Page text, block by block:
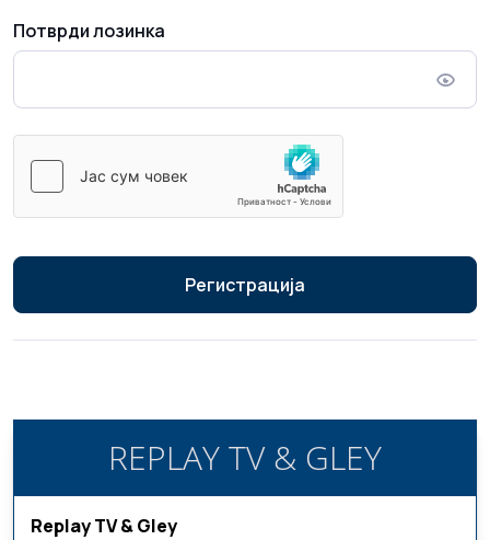
Потврди лозинка
Регистрација
REPLAY TV & GLEY
Replay TV & Gley